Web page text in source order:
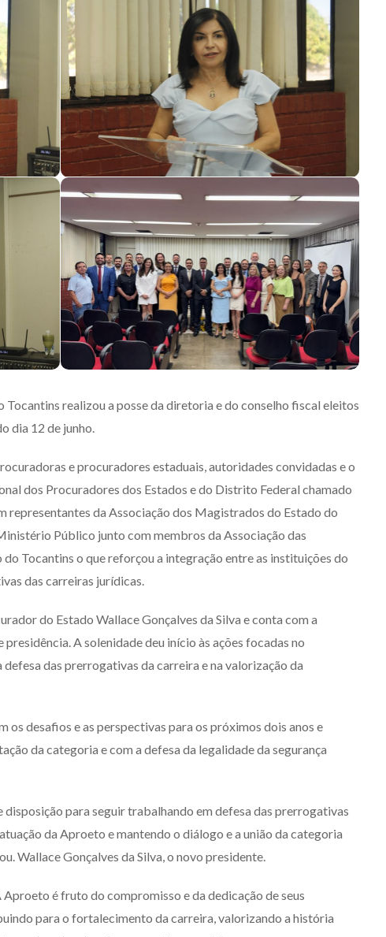
realizou a posse da diretoria e do conselho fiscal eleitos
dia 12 de junho.
e procuradores estaduais, autoridades convidadas e o
dos Procuradores dos Estados e do Distrito Federal chamado
representantes da Associação dos Magistrados do Estado do
Público junto com membros da Associação das
Tocantins o que reforçou a integração entre as instituições do
das carreiras jurídicas.
do Estado Wallace Gonçalves da Silva e conta com a
A solenidade deu início às ações focadas no
das prerrogativas da carreira e na valorização da
desafios e as perspectivas para os próximos dois anos e
da categoria e com a defesa da legalidade da segurança
para seguir trabalhando em defesa das prerrogativas
da Aproeto e mantendo o diálogo e a união da categoria
Wallace Gonçalves da Silva, o novo presidente.
é fruto do compromisso e da dedicação de seus
para o fortalecimento da carreira, valorizando a história
NOTAS